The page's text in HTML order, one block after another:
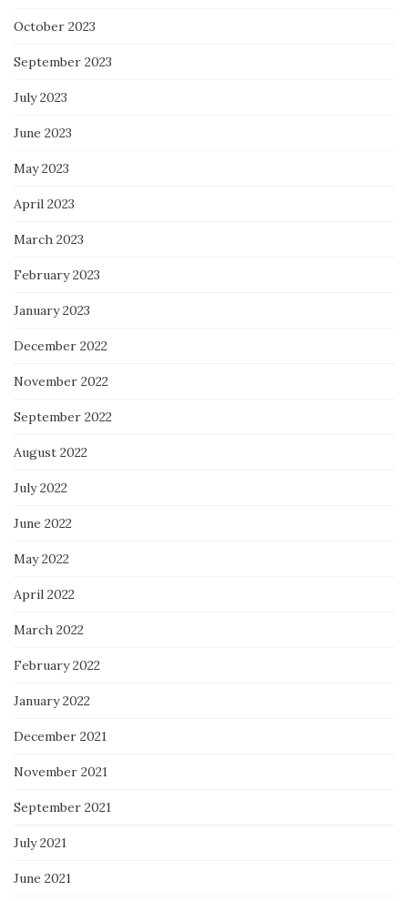
October 2023
September 2023
July 2023
June 2023
May 2023
April 2023
March 2023
February 2023
January 2023
December 2022
November 2022
September 2022
August 2022
July 2022
June 2022
May 2022
April 2022
March 2022
February 2022
January 2022
December 2021
November 2021
September 2021
July 2021
June 2021